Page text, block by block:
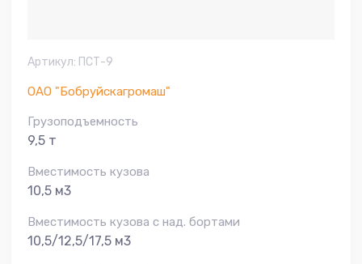
Артикул: ПСТ-9
ОАО "Бобруйскагромаш"
Грузоподъемность
9,5 т
Вместимость кузова
10,5 м3
Вместимость кузова с над. бортами
10,5/12,5/17,5 м3